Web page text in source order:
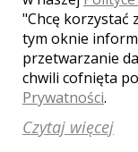
"Chcę korzystać
tym oknie
przetwarzanie
chwili cofnięta
Prywatności.
Czytaj więcej